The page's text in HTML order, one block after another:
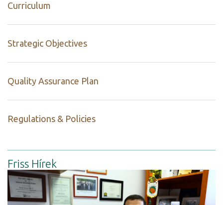
Curriculum
Strategic Objectives
Quality Assurance Plan
Regulations & Policies
Friss Hírek